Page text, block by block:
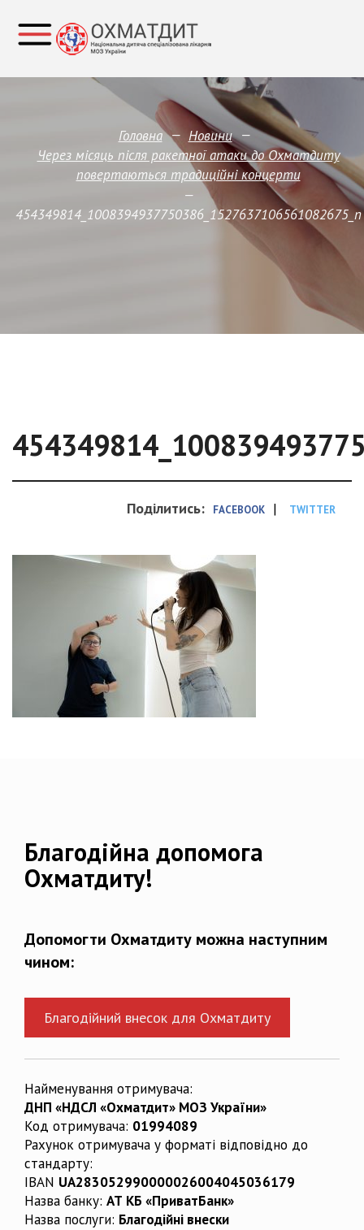
Головна — Новини —
Через місяць після ракетної атаки до Охматдиту
повертаються традиційні концерти
—
454349814_1008394937750386_1527637106561082675_n
Поділитись: FACEBOOK | TWITTER
Благодійна допомога
Охматдиту!
Допомогти Охматдиту можна наступним
чином:
Благодійний внесок для Охматдиту
Найменування отримувача:
ДНП «НДСЛ «Охматдит» МОЗ України»
Код отримувача: 01994089
Рахунок отримувача у форматі відповідно до
стандарту:
IBAN UA283052990000026004045036179
Назва банку: АТ КБ «ПриватБанк»
Назва послуги: Благодійні внески